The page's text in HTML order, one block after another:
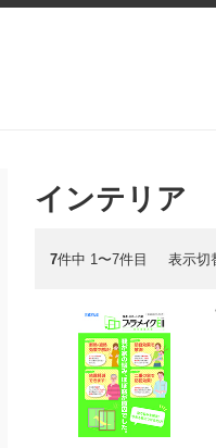
インテリア
7件中 1〜7件目 表示切